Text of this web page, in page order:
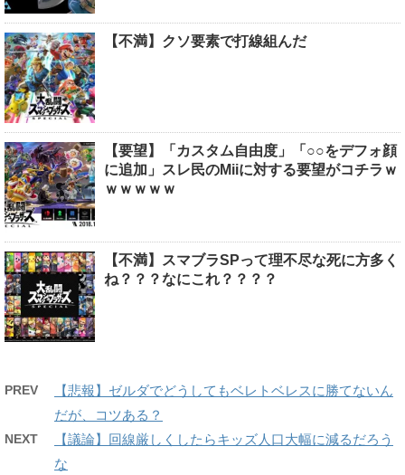
【不満】クソ要素で打線組んだ
【要望】「カスタム自由度」「○○をデフォ顔
に追加」スレ民のMiiに対する要望がコチラｗ
ｗｗｗｗｗ
【不満】スマブラSPって理不尽な死に方多く
ね？？？なにこれ？？？？
PREV
【悲報】ゼルダでどうしてもベレトベレスに勝てないん
だが、コツある？
NEXT
【議論】回線厳しくしたらキッズ人口大幅に減るだろう
な